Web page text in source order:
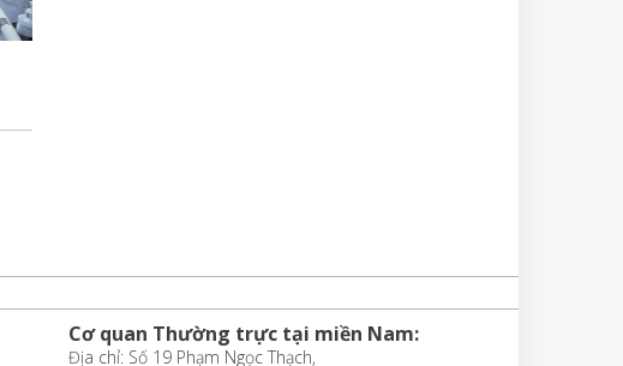
Cơ quan Thường trực tại miền Nam:
Địa chỉ: Số 19 Phạm Ngọc Thạch,